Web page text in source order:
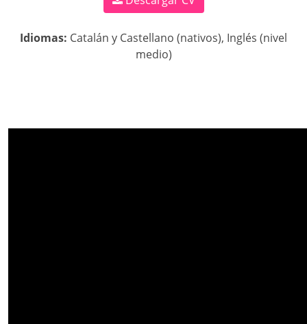
Idiomas: Catalán y Castellano (nativos), Inglés (nivel
medio)